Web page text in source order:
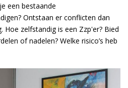
een bestaande
Ontstaan er conflicten dan
Hoe zelfstandig is een Zzp'er? Bied
of nadelen? Welke risico’s heb